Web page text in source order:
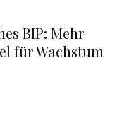
BIP: Mehr
für Wachstum